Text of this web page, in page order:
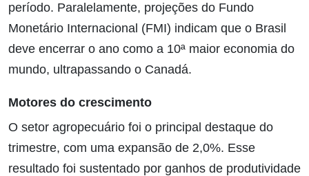
período. Paralelamente, projeções do Fundo
Monetário Internacional (FMI) indicam que o Brasil
deve encerrar o ano como a 10ª maior economia do
mundo, ultrapassando o Canadá.
Motores do crescimento
O setor agropecuário foi o principal destaque do
trimestre, com uma expansão de 2,0%. Esse
resultado foi sustentado por ganhos de produtividade